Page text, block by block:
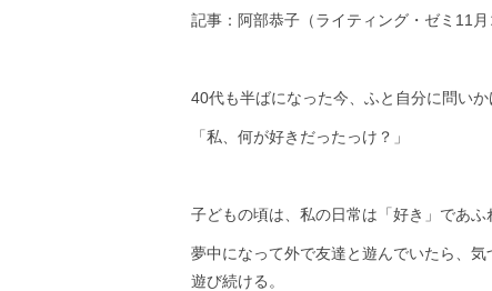
記事：阿部恭子（ライティング・ゼミ11月
40代も半ばになった今、ふと自分に問いか
「私、何が好きだったっけ？」
子どもの頃は、私の日常は「好き」であふ
夢中になって外で友達と遊んでいたら、
遊び続ける。